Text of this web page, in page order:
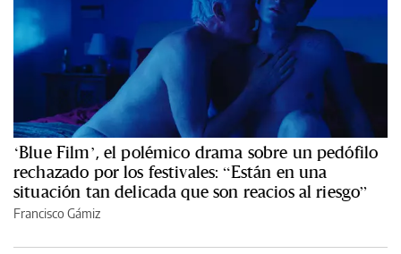
‘Blue Film’, el polémico drama sobre un pedófilo
rechazado por los festivales: “Están en una
situación tan delicada que son reacios al riesgo”
Francisco Gámiz